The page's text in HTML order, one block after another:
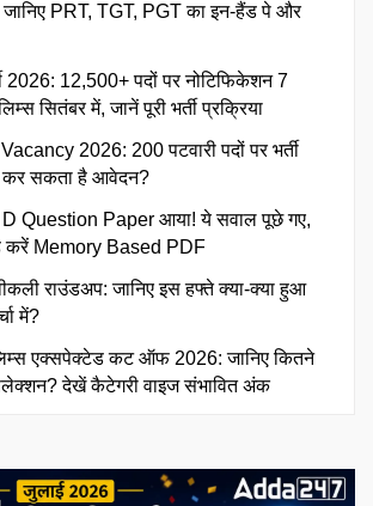
जानिए PRT, TGT, PGT का इन-हैंड पे और
2026: 12,500+ पदों पर नोटिफिकेशन 7
सितंबर में, जानें पूरी भर्ती प्रक्रिया
2026: 200 पटवारी पदों पर भर्ती
सकता है आवेदन?
Question Paper आया! ये सवाल पूछे गए,
करें Memory Based PDF
राउंडअप: जानिए इस हफ्ते क्या-क्या हुआ
में?
एक्सपेक्टेड कट ऑफ 2026: जानिए कितने
देखें कैटेगरी वाइज संभावित अंक